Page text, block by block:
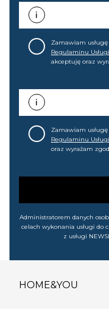
Zamawiam
Regulaminu
akceptuję oraz
promocjach,
każdej chwili
Zamawiam
Regulaminu
oraz wyrażam
wyprzedażach).
Administratorem danych
celach wykonania usługi do
z usługi
HOME&YOU